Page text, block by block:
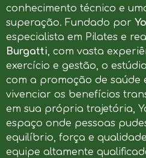
conhecimento técnico e
superação. Fundado por
especialista em Pilates e
Burgatti, com vasta
exercício e gestão, o
com a promoção de saúde
vivenciar os benefícios
em sua própria trajetória,
espaço onde pessoas
equilíbrio, força e
equipe altamente